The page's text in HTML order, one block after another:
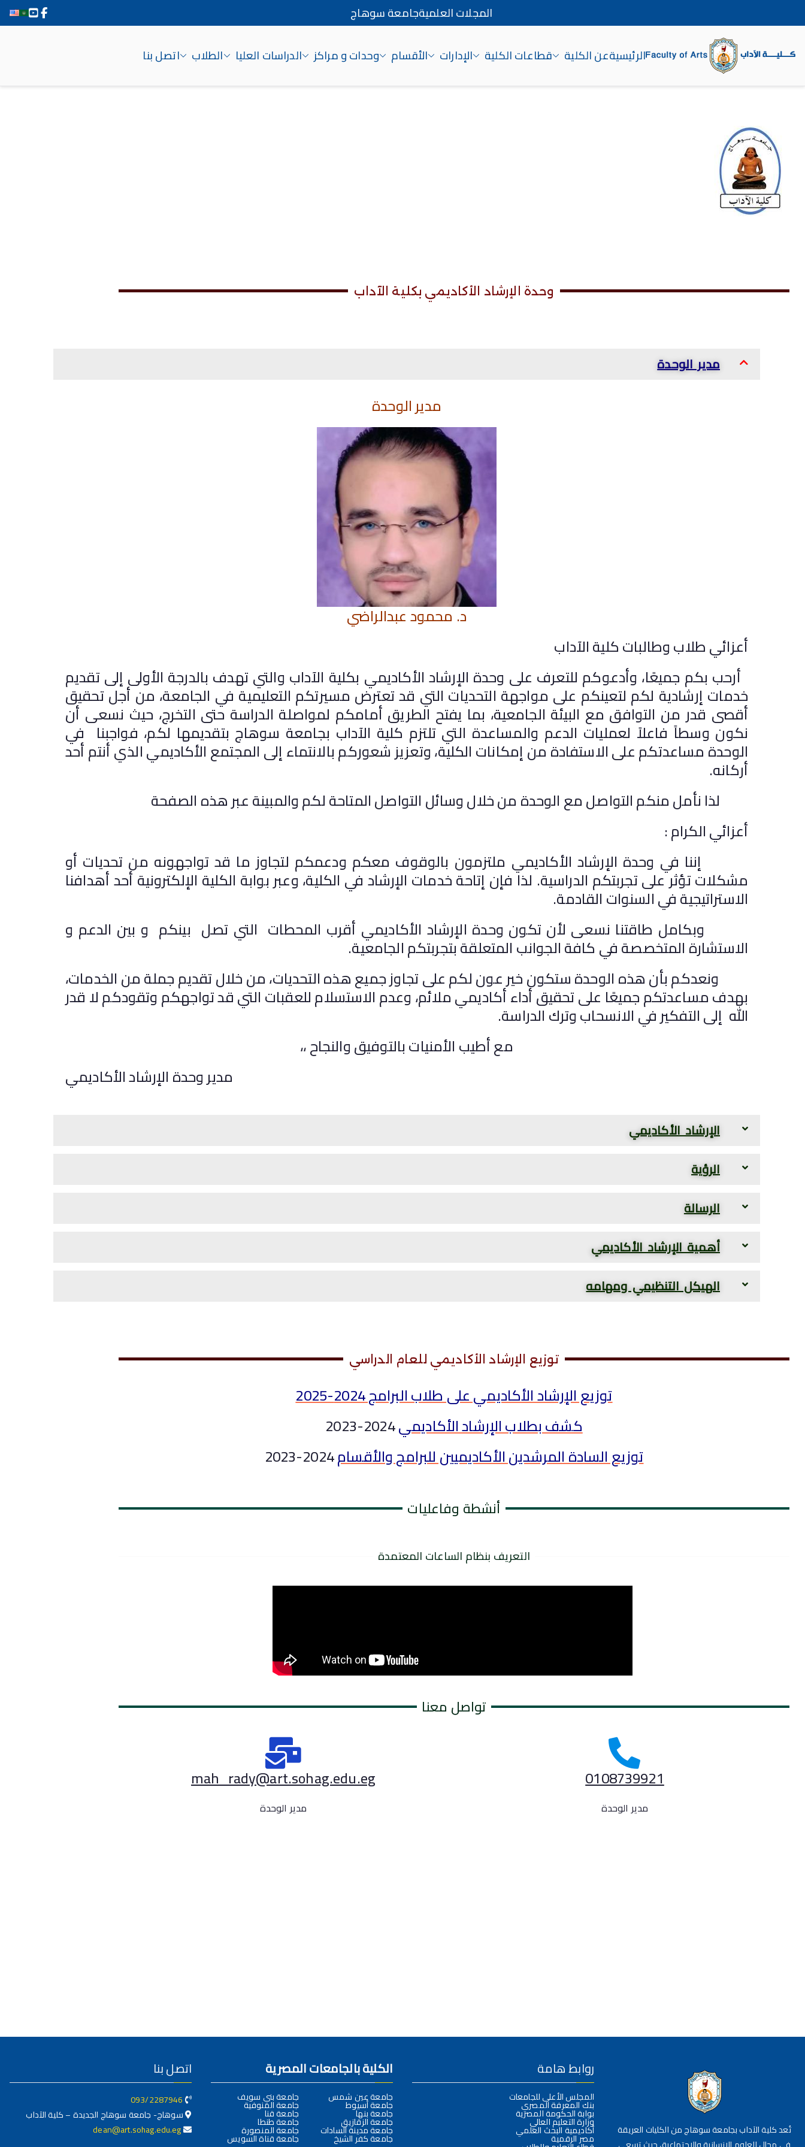
المجلات العلميةجامعة سوهاج
الرئيسيةعن الكلية قطاعات الكلية الإدارات الأقسام وحدات و مراكز الدراسات العليا الطلاب اتصل بنا
وحدة الإرشاد الأكاديمي بكلية الآداب
مدير الوحدة
مدير الوحدة
د. محمود عبدالراضي
أعزائي طلاب وطالبات كلية الآداب
أرحب بكم جميعًا، وأدعوكم للتعرف على وحدة الإرشاد الأكاديمي بكلية الآداب والتي تهدف بالدرجة الأولى إلى تقديم
خدمات إرشادية لكم لتعينكم على مواجهة التحديات التي قد تعترض مسيرتكم التعليمية في الجامعة، من أجل تحقيق
أقصى قدر من التوافق مع البيئة الجامعية، بما يفتح الطريق أمامكم لمواصلة الدراسة حتى التخرج، حيث نسعى أن
نكون وسطاً فاعلاً لعمليات الدعم والمساعدة التي تلتزم كلية الآداب بجامعة سوهاج بتقديمها لكم، فواجبنا في
الوحدة مساعدتكم على الاستفادة من إمكانات الكلية، وتعزيز شعوركم بالانتماء إلى المجتمع الأكاديمي الذي أنتم أحد
أركانه.
لذا نأمل منكم التواصل مع الوحدة من خلال وسائل التواصل المتاحة لكم والمبينة عبر هذه الصفحة
أعزائي الكرام :
إننا في وحدة الإرشاد الأكاديمي ملتزمون بالوقوف معكم ودعمكم لتجاوز ما قد تواجهونه من تحديات أو
مشكلات تؤثر على تجربتكم الدراسية. لذا فإن إتاحة خدمات الإرشاد في الكلية، وعبر بوابة الكلية الإلكترونية أحد أهدافنا
الاستراتيجية في السنوات القادمة.
وبكامل طاقتنا نسعى لأن تكون وحدة الإرشاد الأكاديمي أقرب المحطات التي تصل بينكم و بين الدعم و
الاستشارة المتخصصة في كافة الجوانب المتعلقة بتجربتكم الجامعية.
ونعدكم بأن هذه الوحدة ستكون خير عون لكم على تجاوز جميع هذه التحديات، من خلال تقديم جملة من الخدمات،
بهدف مساعدتكم جميعًا على تحقيق أداء أكاديمي ملائم، وعدم الاستسلام للعقبات التي قد تواجهكم وتقودكم لا قدر
الله إلى التفكير في الانسحاب وترك الدراسة.
مع أطيب الأمنيات بالتوفيق والنجاح ،،
مدير وحدة الإرشاد الأكاديمي
الإرشاد الأكاديمي
الرؤية
الرسالة
أهمية الإرشاد الأكاديمي
الهيكل التنظيمي ومهامه
توزيع الإرشاد الأكاديمي للعام الدراسي
توزيع الإرشاد الأكاديمي على طلاب البرامج 2024-2025
كشف بطلاب الإرشاد الأكاديمي2024-2023
توزيع السادة المرشدين الأكاديميين للبرامج والأقسام2024-2023
أنشطة وفاعليات
التعريف بنظام الساعات المعتمدة
تواصل معنا
0108739921
مدير الوحدة
mah_rady@art.sohag.edu.eg
مدير الوحدة
تُعد كلية الآداب بجامعة سوهاج من الكليات العريقة
روابط هامة
المجلس الأعلى للجامعات
بنك المعرفة المصري
بوابة الحكومة المصرية
وزارة التعليم العالي
أكاديمية البحث العلمي
مصر الرقمية
الكلية بالجامعات المصرية
جامعة عين شمس
جامعة أسيوط
جامعة بنها
جامعة الزقازيق
جامعة مدينة السادات
جامعة كفر الشيخ
جامعة بني سويف
جامعة المنوفية
جامعة قنا
جامعة طنطا
جامعة المنصورة
جامعة قناة السويس
اتصل بنا
093/2287946
سوهاج- جامعة سوهاج الجديدة – كلية الآداب